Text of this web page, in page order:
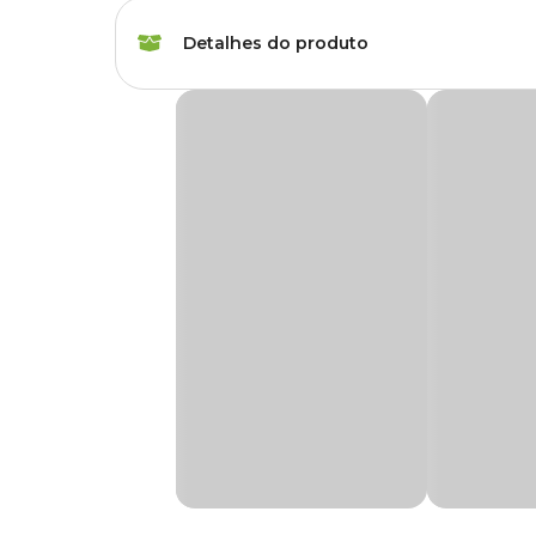
Marca Amicus
Detalhes do produto
Coluna d’água: 80cm;